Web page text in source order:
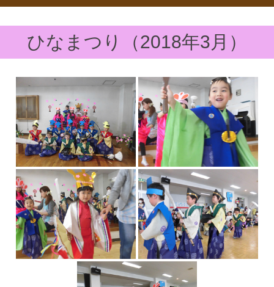
ひなまつり（2018年3月）